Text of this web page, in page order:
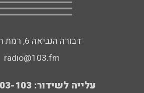
דבורה הנביאה 6, רמת השרון
radio@103.fm
עלייה לשידור: 0552-103-103